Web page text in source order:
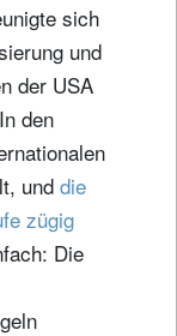
sich
und
der USA
den
und die
zügig
Die